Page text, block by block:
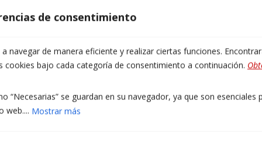
de consentimiento
navegar de manera eficiente y realizar ciertas funciones.
cookies bajo cada categoría de consentimiento a continuación.
“Necesarias” se guardan en su navegador, ya que son esenciales
web.... Mostrar más
Mensaje (obligatorio)